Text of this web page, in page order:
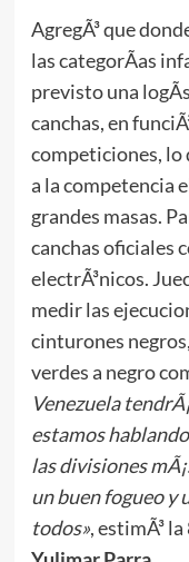
AgregÃ³ que
las categorÃ­as
previsto una
canchas, en
competiciones, lo
a la competencia
grandes masas.
canchas oficiales
electrÃ³nicos.
medir las
cinturones
verdes a negro
Venezuela
estamos
las divisiones
un buen fogueo y
todos», estimÃ³